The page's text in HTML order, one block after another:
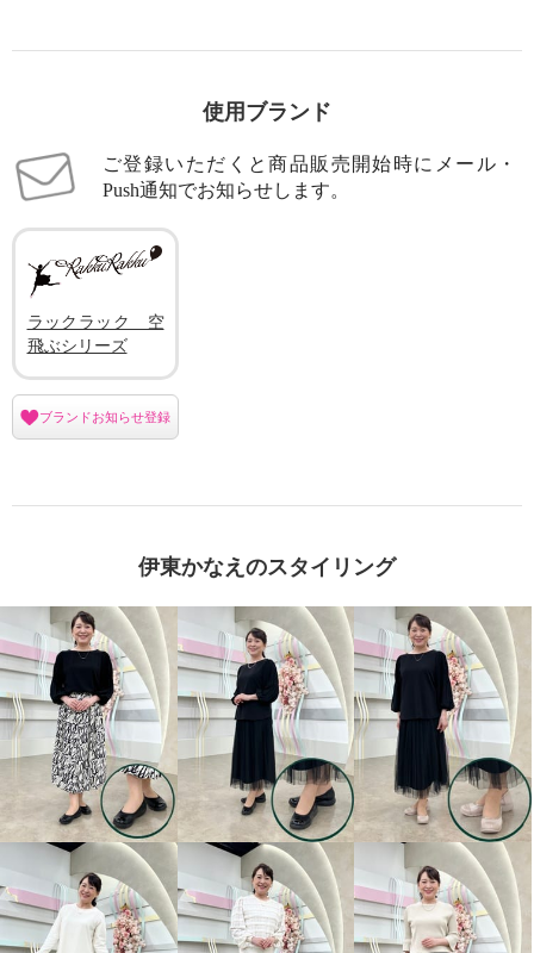
使用ブランド
ご登録いただくと商品販売開始時にメール・
Push通知でお知らせします。
ラックラック 空
飛ぶシリーズ
ブランドお知らせ登録
伊東かなえのスタイリング